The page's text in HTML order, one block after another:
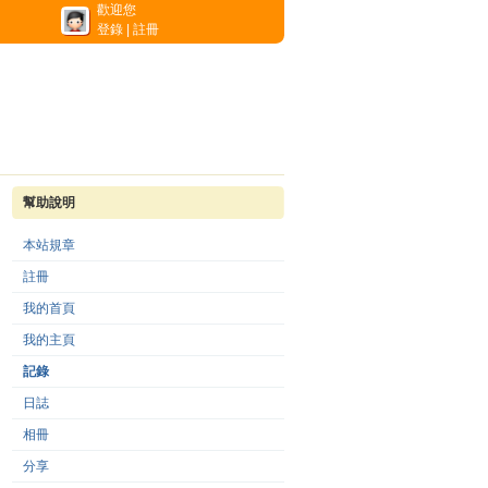
歡迎您
登錄
註冊
幫助說明
本站規章
註冊
我的首頁
我的主頁
記錄
日誌
相冊
分享